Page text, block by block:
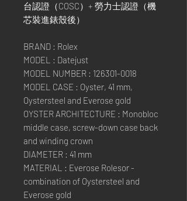
台認證（COSC）+ 勞力士認證（機
芯裝進錶殼後）
BRAND : Rolex
MODEL : Datejust
MODEL NUMBER : 126301-0018
MODEL CASE : Oyster, 41 mm,
Oystersteel and Everose gold
OYSTER ARCHITECTURE : Monobloc
middle case, screw-down case back
and winding crown
DIAMETER : 41 mm
MATERIAL : Everose Rolesor -
combination of Oystersteel and
Everose gold